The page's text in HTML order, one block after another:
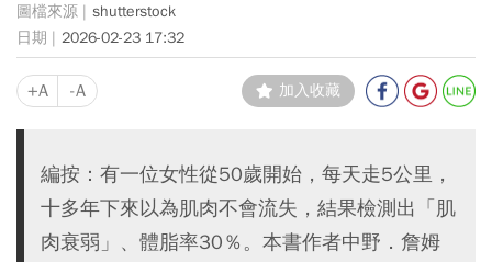
shutterstock
2026-02-23 17:32
+A -A 加入收藏
編按：有一位女性從50歲開始，每天走5公里，
十多年下來以為肌肉不會流失，結果檢測出「肌
肉衰弱」、體脂率30％。本書作者中野．詹姆